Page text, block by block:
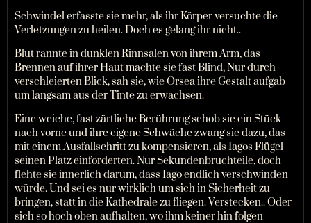
Schwindel erfasste sie mehr, als ihr Körper versuchte die
Verletzungen zu heilen. Doch es gelang ihr nicht..
Blut rannte in dunklen Rinnsalen von ihrem Arm, das
Brennen auf ihrer Haut machte sie fast Blind, Nur durch
verschleierten Blick, sah sie, wie Orsea ihre Gestalt aufgab
um langsam aus der Tinte zu erwachsen.
Eine weiche, fast zärtliche Berührung schob sie ein Stück
nach vorne und ihre eigene Schwäche zwang sie dazu, das
mit einem Ausfallschritt zu kompensieren, als Iagos Flügel
seinen Platz einforderten. Nur Sekundenbruchteile, doch
flehte sie innerlich darum, dass Iago endlich verschwinden
würde. Und sei es nur wirklich um sich in Sicherheit zu
bringen, statt in die Kathedrale zu fliegen. Verstecken.. Oder
sich so hoch oben aufhalten, wo ihm keiner hin folgen